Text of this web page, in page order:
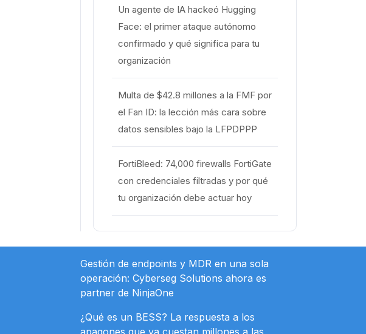
Un agente de IA hackeó Hugging
Face: el primer ataque autónomo
confirmado y qué significa para tu
organización
Multa de $42.8 millones a la FMF por
el Fan ID: la lección más cara sobre
datos sensibles bajo la LFPDPPP
FortiBleed: 74,000 firewalls FortiGate
con credenciales filtradas y por qué
tu organización debe actuar hoy
Gestión de endpoints y MDR en una sola
operación: Cyberseg Solutions ahora es
partner de NinjaOne
¿Qué es un BESS? La respuesta a los
apagones que ya cuestan millones a las